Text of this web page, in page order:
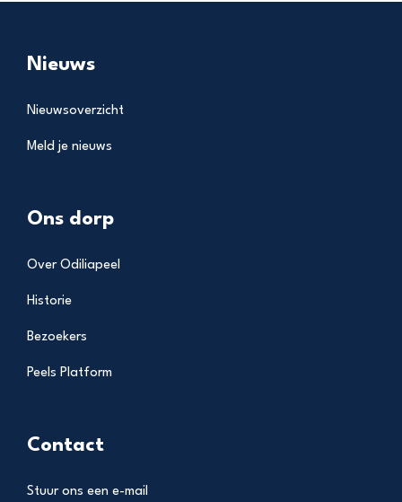
Nieuws
Nieuwsoverzicht
Meld je nieuws
Ons dorp
Over Odiliapeel
Historie
Bezoekers
Peels Platform
Contact
Stuur ons een e-mail